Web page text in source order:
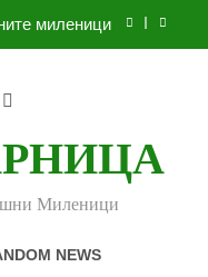
миленици
и мачки |
Миленици
NEWS